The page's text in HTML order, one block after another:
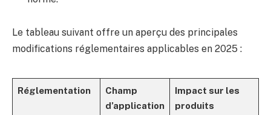
Le tableau suivant offre un aperçu des principales
modifications réglementaires applicables en 2025 :
Réglementation
Champ
d’application
Impact sur les
produits